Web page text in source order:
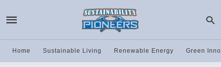
Home Sustainable Living Renewable Energy Green